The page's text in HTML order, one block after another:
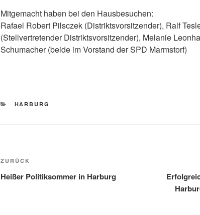
Mitgemacht haben bei den Hausbesuchen:
Rafael Robert Pilsczek (Distriktsvorsitzender), Ralf
(Stellvertretender Distriktsvorsitzender), Melanie
Schumacher (beide im Vorstand der SPD Marmstorf)
KATEGORIEN
HARBURG
Beitragsnavigation
Vorheriger
Beitrag
ZURÜCK
Heißer Politiksommer in Harburg